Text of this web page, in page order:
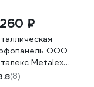
₽
ООО
Metalex
серая
(8)